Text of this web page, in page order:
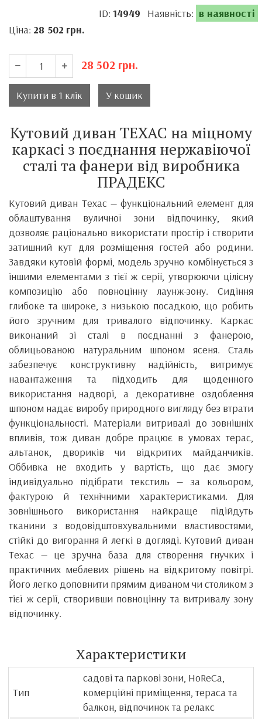
ID: 14949 Наявність: в наявності
Ціна: 28 502 грн.
28 502 грн.
Купити в 1 клік У кошик
Кутовий диван ТЕХАС на міцному
каркасі з поєднання нержавіючої
сталі та фанери від виробника
ПРАДЕКС
Кутовий диван Техас — функціональний елемент для
облаштування вуличної зони відпочинку, який
дозволяє раціонально використати простір і створити
затишний кут для розміщення гостей або родини.
Завдяки кутовій формі, модель зручно комбінується з
іншими елементами з тієї ж серії, утворюючи цілісну
композицію або повноцінну лаунж-зону. Сидіння
глибоке та широке, з низькою посадкою, що робить
його зручним для тривалого відпочинку. Каркас
виконаний зі сталі в поєднанні з фанерою,
облицьованою натуральним шпоном ясеня. Сталь
забезпечує конструктивну надійність, витримує
навантаження та підходить для щоденного
використання надворі, а декоративне оздоблення
шпоном надає виробу природного вигляду без втрати
функціональності. Матеріали витривалі до зовнішніх
впливів, тож диван добре працює в умовах терас,
альтанок, двориків чи відкритих майданчиків.
Оббивка не входить у вартість, що дає змогу
індивідуально підібрати текстиль — за кольором,
фактурою й технічними характеристиками. Для
зовнішнього використання найкраще підійдуть
тканини з водовідштовхувальними властивостями,
стійкі до вигорання й легкі в догляді. Кутовий диван
Техас — це зручна база для створення гнучких і
практичних меблевих рішень на відкритому повітрі.
Його легко доповнити прямим диваном чи столиком з
тієї ж серії, створивши повноцінну та витривалу зону
відпочинку.
Характеристики
Тип
садові та паркові зони, HoReCa,
комерційні приміщення, тераса та
балкон, відпочинок та релакс